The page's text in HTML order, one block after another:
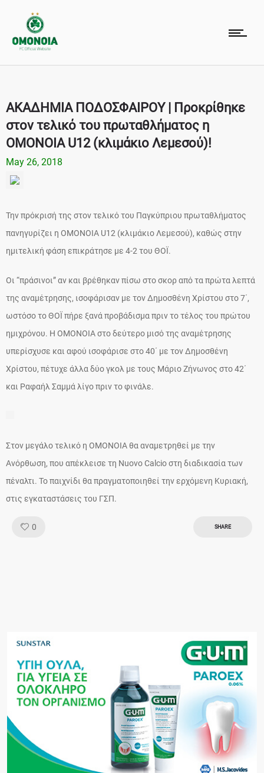
ΑΚΑΔΗΜΙΑ ΠΟΔΟΣΦΑΙΡΟΥ | Προκρίθηκε
στον τελικό του πρωταθλήματος η
ΟΜΟΝΟΙΑ U12 (κλιμάκιο Λεμεσού)!
May 26, 2018
Την πρόκρισή της στον τελικό του Παγκύπριου πρωταθλήματος
πανηγυρίζει η ΟΜΟΝΟΙΑ U12 (κλιμάκιο Λεμεσού), καθώς στην
ημιτελική φάση επικράτησε με 4-2 του ΘΟΪ.
Οι “πράσινοι” αν και βρέθηκαν πίσω στο σκορ από τα πρώτα λεπτά
της αναμέτρησης, ισοφάρισαν με τον Δημοσθένη Χρίστου στο 7΄,
ωστόσο το ΘΟΪ πήρε ξανά προβάδισμα πριν το τέλος του πρώτου
ημιχρόνου. Η ΟΜΟΝΟΙΑ στο δεύτερο μισό της αναμέτρησης
υπερίσχυσε και αφού ισοφάρισε στο 40΄ με τον Δημοσθένη
Χρίστου, πέτυχε άλλα δύο γκολ με τους Μάριο Ζήνωνος στο 42΄
και Ραφαήλ Σαμμά λίγο πριν το φινάλε.
Στον μεγάλο τελικό η ΟΜΟΝΟΙΑ θα αναμετρηθεί με την
Ανόρθωση, που απέκλεισε τη Nuovo Calcio στη διαδικασία των
πέναλτι. Το παιχνίδι θα πραγματοποιηθεί την ερχόμενη Κυριακή,
στις εγκαταστάσεις του ΓΣΠ.
0 SHARE